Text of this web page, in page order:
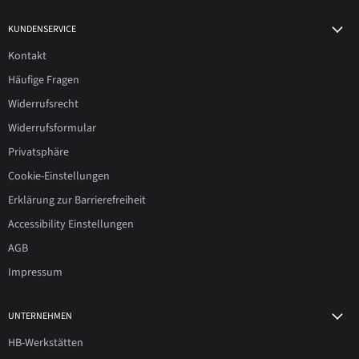
KUNDENSERVICE
Kontakt
Häufige Fragen
Widerrufsrecht
Widerrufsformular
Privatsphäre
Cookie-Einstellungen
Erklärung zur Barrierefreiheit
Accessibility Einstellungen
AGB
Impressum
UNTERNEHMEN
HB-Werkstätten